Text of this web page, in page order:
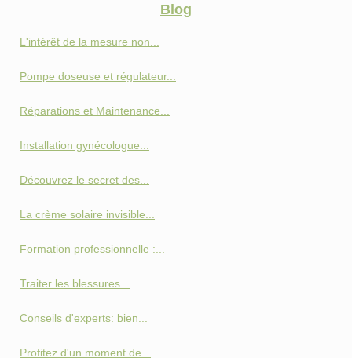
Blog
L'intérêt de la mesure non...
Pompe doseuse et régulateur...
Réparations et Maintenance...
Installation gynécologue...
Découvrez le secret des...
La crème solaire invisible...
Formation professionnelle :...
Traiter les blessures...
Conseils d'experts: bien...
Profitez d'un moment de...